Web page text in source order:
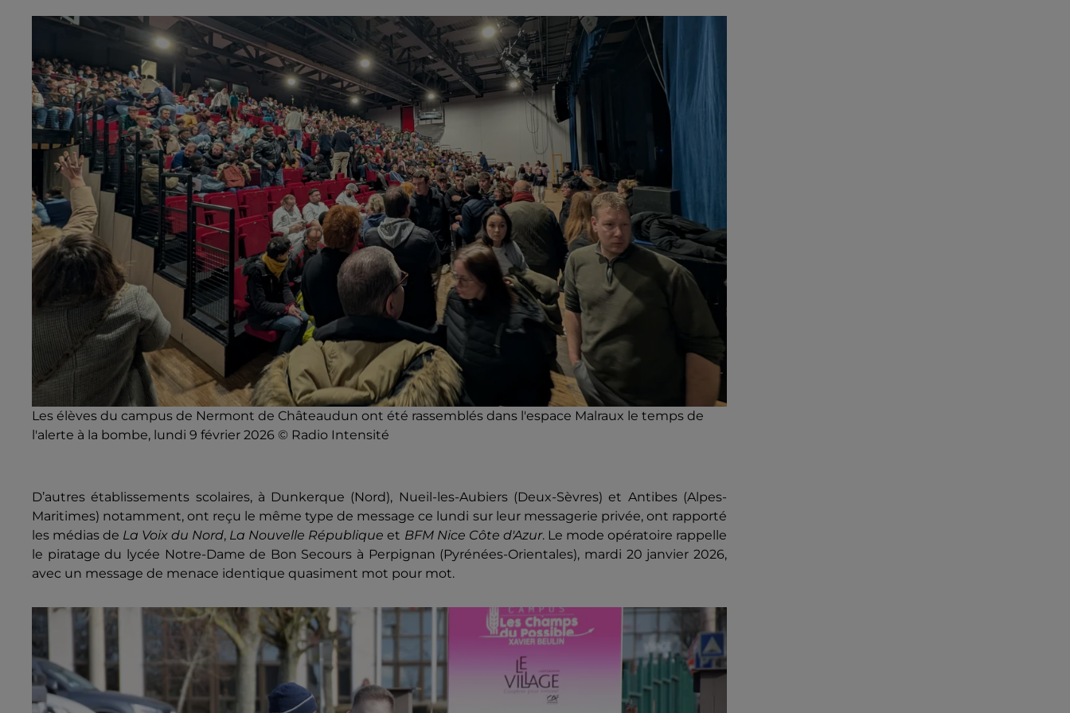
Les élèves du campus de Nermont de Châteaudun ont été rassemblés dans l'espace Malraux le temps de
l'alerte à la bombe, lundi 9 février 2026 © Radio Intensité
D’autres établissements scolaires, à Dunkerque (Nord), Nueil-les-Aubiers (Deux-Sèvres)et Antibes (Alpes-
Maritimes) notamment, ont reçu le même type de message ce lundi sur leur messagerie privée, ont rapporté
les médias de La Voix du Nord, La Nouvelle République et BFM Nice Côte d'Azur. Le mode opératoire rappelle
le piratage du lycée Notre-Dame de Bon Secours à Perpignan (Pyrénées-Orientales), mardi 20 janvier 2026,
avec un message de menace identique quasiment mot pour mot.